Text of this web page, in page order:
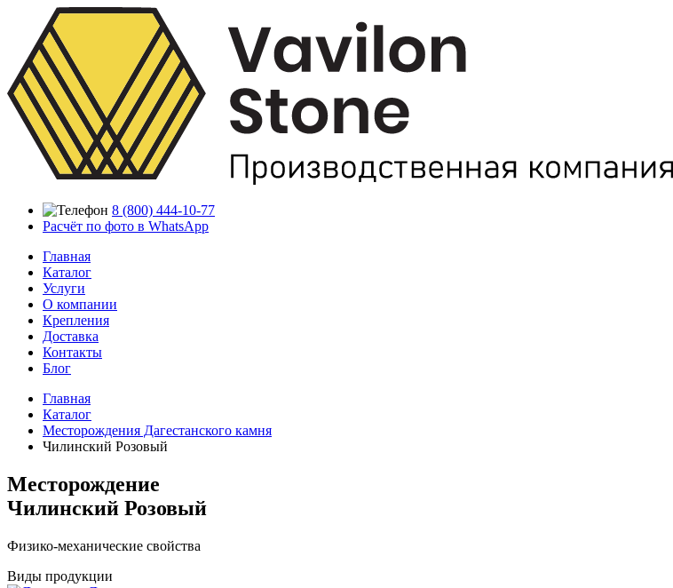
8 (800) 444-10-77
Расчёт по фото в WhatsApp
Главная
Каталог
Услуги
О компании
Крепления
Доставка
Контакты
Блог
Главная
Каталог
Месторождения Дагестанского камня
Чилинский Розовый
Месторождение
Чилинский Розовый
Физико-механические свойства
Виды продукции